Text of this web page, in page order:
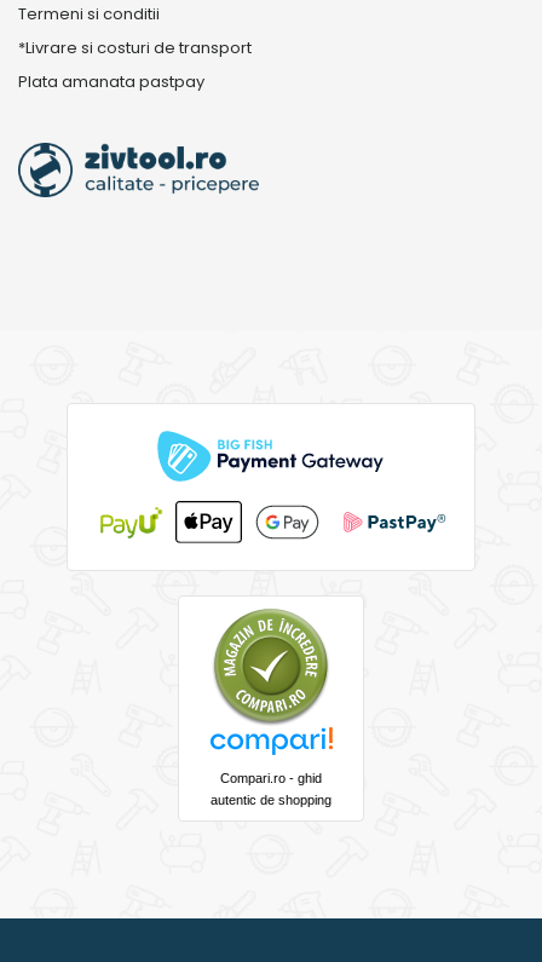
Termeni si conditii
*Livrare si costuri de transport
Plata amanata pastpay
Compari.ro - ghid
autentic de shopping